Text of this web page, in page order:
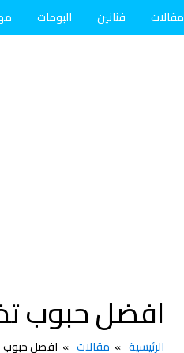
مقالات فنانين البومات
افضل حبوب
الرئيسية مقالات افضل حبوب